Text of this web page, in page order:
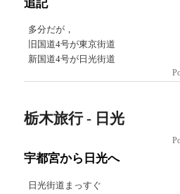
追記
多分だが，
旧国道4号が東京街道
新国道4号が日光街道
栃木旅行 - 日光
宇都宮から日光へ
日光街道まっすぐ